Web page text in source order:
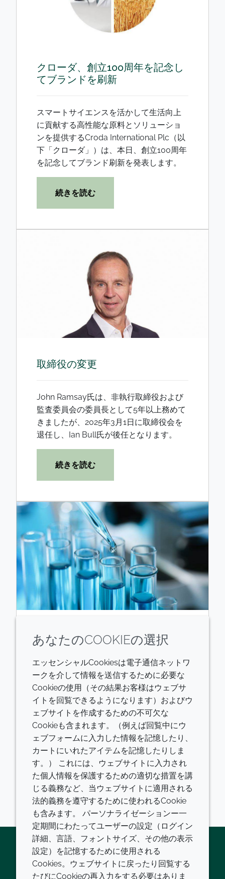
クローダ、創立100周年を記念し
てブランドを刷新
スマートサイエンスを活かして生活向上
に貢献する高性能な原料とソリューショ
ンを提供するCroda International Plc（以
下「クローダ」）は、本日、創立100周年
を記念してブランド刷新を発表します。
続きを読む
取締役の変更
John Ramsay氏は、非執行取締役および
監査委員会の委員長として5年以上務めて
きましたが、2025年3月1日に取締役会を
退任し、Ian Bull氏が後任となります。
続きを読む
第3四半期トレーディング・アッ
プデート
Croda International Plc（以下「クロー
ダ」または「グループ」）は本日、2023
年7月1日から9月30日まで（以下「第3四
半期」または「期間」）の取引に関する
最新情報をお知らせいたします。（記事
言語：英語）
続きを読む
Twitter LinkedInYoutube
あなたのCOOKIEの選択
エッセンシャルCookiesは電子通信ネットワ
ークを介して情報を送信するために必要な
Cookieの使用（その結果お客様はウェブサ
イトを回覧できるようになります）およびウ
ェブサイトを作成するための不可欠な
Cookieも含まれます。（例えば回覧中にウ
ェブフォームに入力した情報を記憶したり、
カートにいれたアイテムを記憶したりしま
す。） これには、ウェブサイトに入力され
た個人情報を保護するための適切な措置を講
じる義務など、当ウェブサイトに適用される
法的義務を遵守するために使われるCookie
も含みます。 パーソナライゼーションー一
定期間にわたってユーザーの設定（ログイン
詳細、言語、フォントサイズ、その他の表示
設定）を記憶するために使用される
Cookies。ウェブサイトに戻ったり回覧する
たびにCookieの再入力をする必要はありま